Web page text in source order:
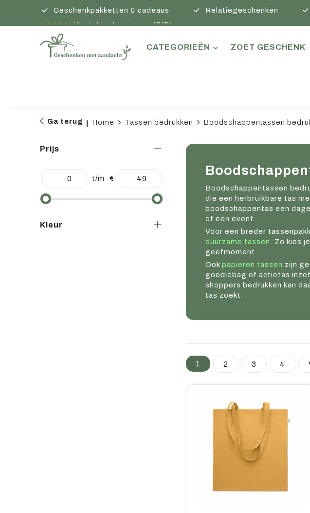
Geschenkpakketten & cadeaus Relatiegeschenken
Uitstekende reviews(5/5)
CATEGORIEËN ZOET GESCHENK
Ga terug Home Tassen bedrukken Boodschappentassen
Prijs
t/m €
Kleur
Boodschappentassen
die een herbruikbare tas
boodschappentas een
of een event.
Voor een breder
duurzame tassen . Zo kies
geefmoment.
Ook papieren tassen zijn
goodiebag of actietas
shoppers bedrukken kan
tas zoekt.
1 2 3 4